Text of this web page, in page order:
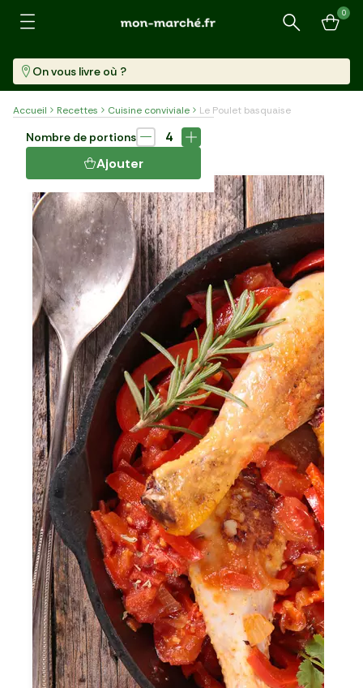
Recherche
0
On vous livre où ?
Accueil Recettes Cuisine conviviale
Le Poulet basquaise
LE POULET BASQUAISE
Nombre de portions
4
Ajouter